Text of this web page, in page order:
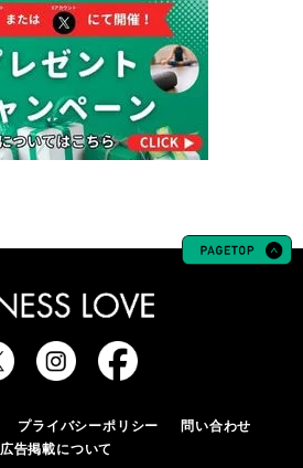
プライバシーポリシー
問い合わせ
広告掲載について